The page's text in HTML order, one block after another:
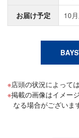
お届け予定 10
店頭の状況によって
掲載の画像はイメー
なる場合がございま